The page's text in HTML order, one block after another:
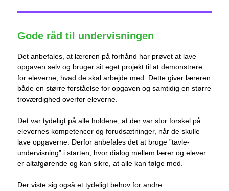
Gode råd til undervisningen
Det anbefales, at læreren på forhånd har prøvet at lave
opgaven selv og bruger sit eget projekt til at demonstrere
for eleverne, hvad de skal arbejde med. Dette giver læreren
både en større forståelse for opgaven og samtidig en større
troværdighed overfor eleverne.
Det var tydeligt på alle holdene, at der var stor forskel på
elevernes kompetencer og forudsætninger, når de skulle
lave opgaverne. Derfor anbefales det at bruge ”tavle-
undervisning” i starten, hvor dialog mellem lærer og elever
er altafgørende og kan sikre, at alle kan følge med.
Der viste sig også et tydeligt behov for andre